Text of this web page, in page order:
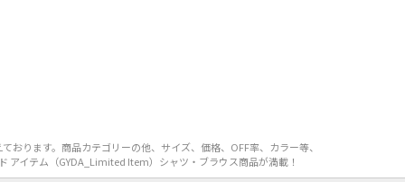
ります。商品カテゴリーの他、サイズ、価格、OFF率、カラー等、
イテム（GYDA_Limited Item）シャツ・ブラウス商品が満載！